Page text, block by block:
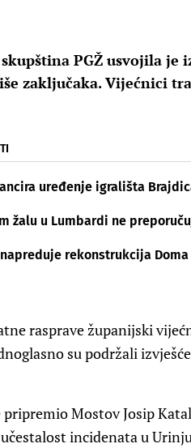
PGŽ usvojila je
zaključaka. Vijećnici
uređenje igrališta
žalu u Lumbardi ne
napreduje rekonstrukcija
rasprave županijski
su podržali
pripremio Mostov Josip
incidenata u